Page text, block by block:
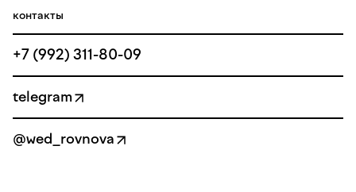
контакты
+7 (992) 311-80-09
telegram
@wed_rovnova